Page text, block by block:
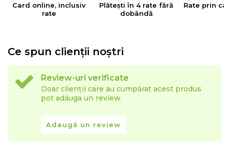
Card online, inclusiv
rate
Plătești în 4 rate fără
dobândă
Rate prin
Ce spun clienții noștri
Review-uri verificate
Doar clienții care au cumpărat acest produs
pot adăuga un review.
Adaugă un review